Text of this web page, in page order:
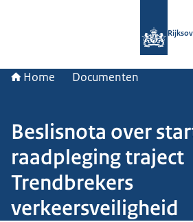
Home Documenten
Beslisnota over
raadpleging traject
Trendbrekers
verkeersveiligheid